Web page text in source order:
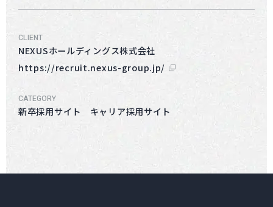
CLIENT
NEXUSホールディングス株式会社
https://recruit.nexus-group.jp/
CATEGORY
新卒採用サイト キャリア採用サイト